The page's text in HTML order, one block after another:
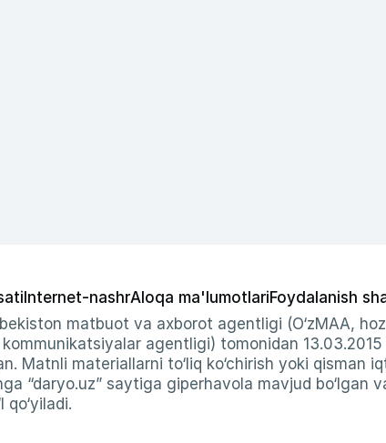
Internet-nashrAloqa ma'lumotlariFoydalanish
matbuot va axborot agentligi (O‘zMAA,
agentligi) tomonidan
Matnli materiallarni to‘liq ko‘chirish yoki
“daryo.uz” saytiga giperhavola mavjud bo‘lgan